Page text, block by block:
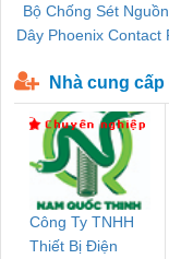
Bộ Chống Sét
Dây Phoenix Contact
Nhà cung
Công Ty TNHH
Thiết Bị Điện